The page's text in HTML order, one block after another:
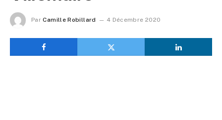
Par Camille Robillard 4 Décembre 2020